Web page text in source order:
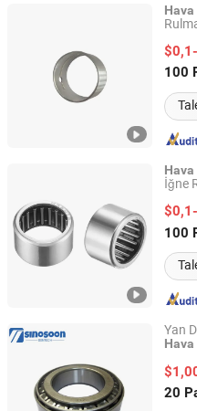
Hava
100
Hangzhou Raja Machinery
Zhejiang, China
Hava
İğne
100
Liaocheng Idas Bearing Co.,
Shandong, China
Yan
Hava
İniş
40
20
Sinosoon Technology Co.,
Shandong, China